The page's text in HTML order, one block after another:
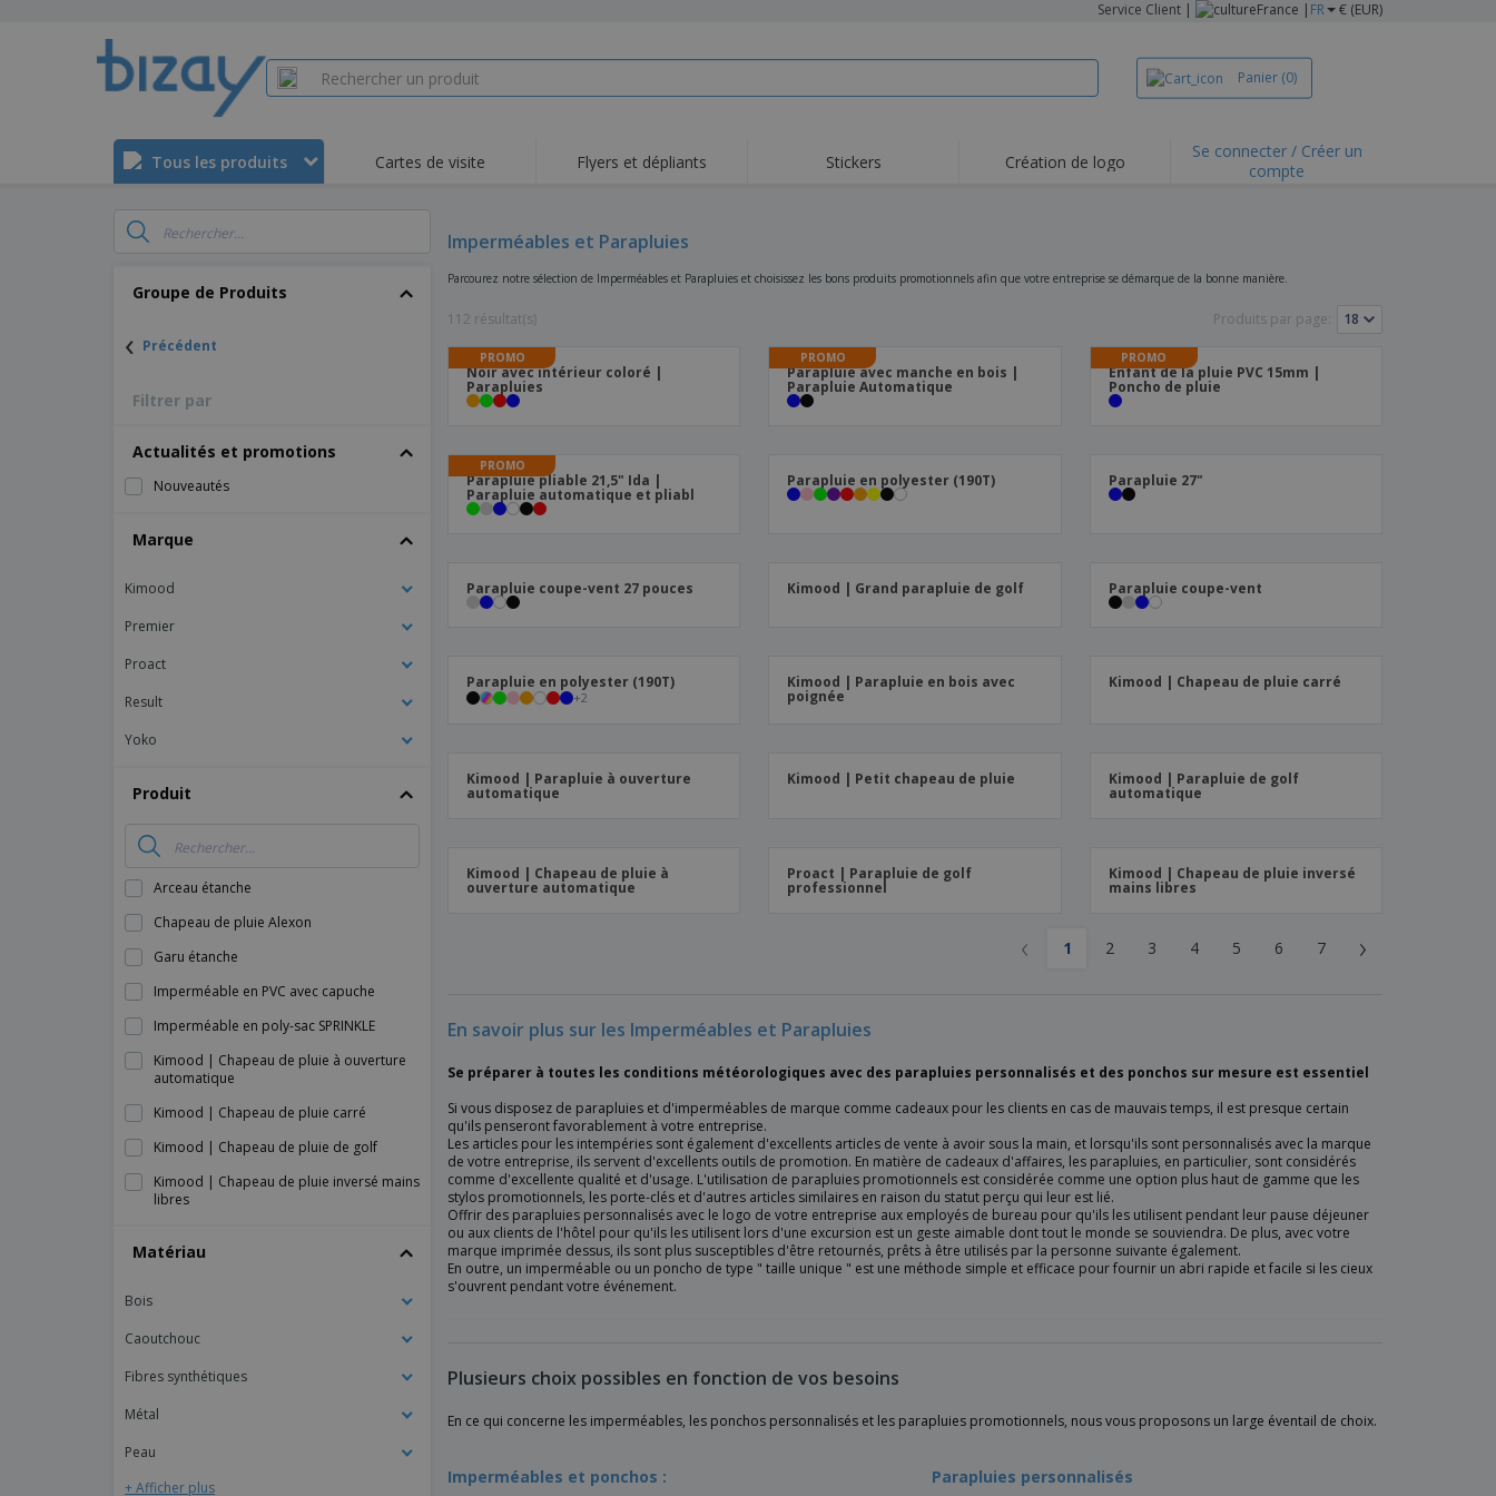
Service Client | France | FR € (EUR)
Panier (0)
Tous les produits Cartes de visite Flyers et dépliants Stickers Création de logo
Se connecter / Créer un
compte
Groupe de Produits
‹ Précédent
Filtrer par
Actualités et promotions
Nouveautés
Marque
Kimood
Premier
Proact
Result
Yoko
Produit
Arceau étanche
Chapeau de pluie Alexon
Garu étanche
Imperméable en PVC avec capuche
Imperméable en poly-sac SPRINKLE
Kimood | Chapeau de pluie à ouverture
automatique
Kimood | Chapeau de pluie carré
Kimood | Chapeau de pluie de golf
Kimood | Chapeau de pluie inversé mains
libres
Kimood | Mini parapluie à ouverture
Kimood | Parapluie à ouverture
automatique
Matériau
Bois
Caoutchouc
Fibres synthétiques
Métal
Peau
+ Afficher plus
Imperméables et Parapluies
Parcourez notre sélection de Imperméables et Parapluies et choisissez les bons produits promotionnels afin que votre entreprise se démarque de la bonne manière.
112 résultat(s) Produits par page:
PROMO
Noir avec intérieur coloré |
Parapluies
PROMO
Parapluie avec manche en bois |
Parapluie Automatique
PROMO
Enfant de la pluie PVC 15mm |
Poncho de pluie
PROMO
Parapluie pliable 21,5" Ida |
Parapluie automatique et pliabl
Parapluie en polyester (190T) Parapluie 27"
Parapluie coupe-vent 27 pouces Kimood | Grand parapluie de golf Parapluie coupe-vent
Parapluie en polyester (190T)
+2
Kimood | Parapluie en bois avec
poignée
Kimood | Chapeau de pluie carré
Kimood | Parapluie à ouverture
automatique
Kimood | Petit chapeau de pluie Kimood | Parapluie de golf
automatique
Kimood | Chapeau de pluie à
ouverture automatique
Proact | Parapluie de golf
professionnel
Kimood | Chapeau de pluie inversé
mains libres
‹ 1 2 3 4 5 6 7 ›
En savoir plus sur les Imperméables et Parapluies
Se préparer à toutes les conditions météorologiques avec des parapluies personnalisés et des ponchos sur mesure est essentiel
Si vous disposez de parapluies et d'imperméables de marque comme cadeaux pour les clients en cas de mauvais temps, il est presque certain
qu'ils penseront favorablement à votre entreprise.
Les articles pour les intempéries sont également d'excellents articles de vente à avoir sous la main, et lorsqu'ils sont personnalisés avec la marque
de votre entreprise, ils servent d'excellents outils de promotion. En matière de cadeaux d'affaires, les parapluies, en particulier, sont considérés
comme d'excellente qualité et d'usage. L'utilisation de parapluies promotionnels est considérée comme une option plus haut de gamme que les
stylos promotionnels, les porte-clés et d'autres articles similaires en raison du statut perçu qui leur est lié.
Offrir des parapluies personnalisés avec le logo de votre entreprise aux employés de bureau pour qu'ils les utilisent pendant leur pause déjeuner
ou aux clients de l'hôtel pour qu'ils les utilisent lors d'une excursion est un geste aimable dont tout le monde se souviendra. De plus, avec votre
marque imprimée dessus, ils sont plus susceptibles d'être retournés, prêts à être utilisés par la personne suivante également.
En outre, un imperméable ou un poncho de type " taille unique " est une méthode simple et efficace pour fournir un abri rapide et facile si les cieux
s'ouvrent pendant votre événement.
Plusieurs choix possibles en fonction de vos besoins
En ce qui concerne les imperméables, les ponchos personnalisés et les parapluies promotionnels, nous vous proposons un large éventail de choix.
Imperméables et ponchos : Parapluies personnalisés